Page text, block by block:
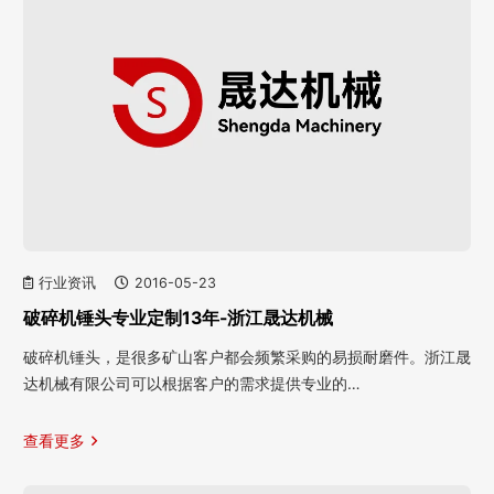
行业资讯 2016-05-23
破碎机锤头专业定制13年-浙江晟达机械
破碎机锤头，是很多矿山客户都会频繁采购的易损耐磨件。浙江晟
达机械有限公司可以根据客户的需求提供专业的…
查看更多